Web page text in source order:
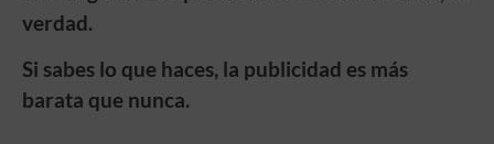
verdad.
Si sabes lo que haces, la publicidad es más
barata que nunca.